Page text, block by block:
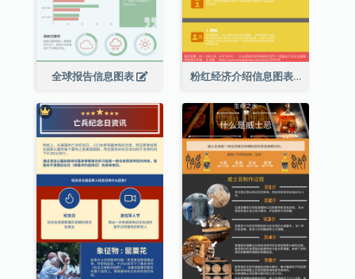
全球报告信息图表 粉红经济介绍信息图表